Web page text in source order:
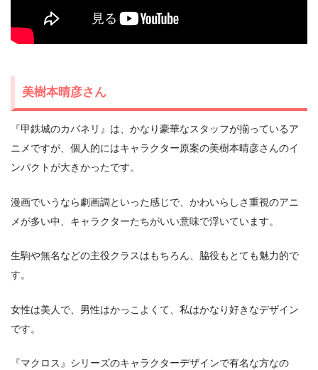
美樹本晴彦さん
『甲鉄城のカバネリ』は、かなり豪華なスタッフが揃っているア
ニメですが、個人的にはキャラクター原案の美樹本晴彦さんのイ
ンパクトが大きかったです。
漫画でいうなら劇画調といった感じで、かわいらしさ重視のアニ
メが多い中、キャラクターたちがいい意味で浮いています。
生駒や無名などの主役クラスはもちろん、脇役もとても魅力的で
す。
女性は美人で、男性はかっこよくて、私はかなり好きなデザイン
です。
『マクロス』シリーズのキャラクターデザインで有名な方なの